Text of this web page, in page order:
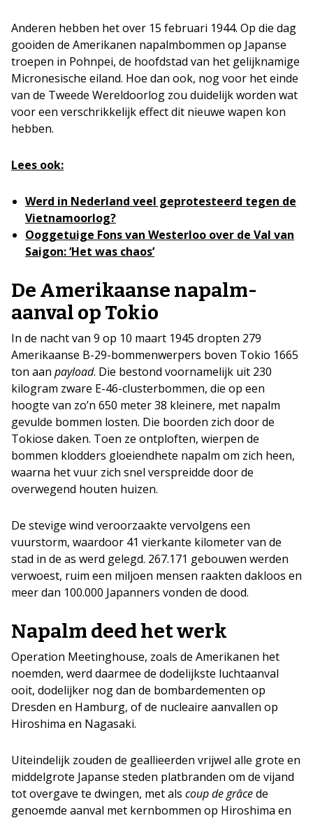
Anderen hebben het over 15 februari 1944. Op die dag
gooiden de Amerikanen napalmbommen op Japanse
troepen in Pohnpei, de hoofdstad van het gelijknamige
Micronesische eiland. Hoe dan ook, nog voor het einde
van de Tweede Wereldoorlog zou duidelijk worden wat
voor een verschrikkelijk effect dit nieuwe wapen kon
hebben.
Lees ook:
Werd in Nederland veel geprotesteerd tegen de
Vietnamoorlog?
Ooggetuige Fons van Westerloo over de Val van
Saigon: ‘Het was chaos’
De Amerikaanse napalm-
aanval op Tokio
In de nacht van 9 op 10 maart 1945 dropten 279
Amerikaanse B-29-bommenwerpers boven Tokio 1665
ton aan payload. Die bestond voornamelijk uit 230
kilogram zware E-46-clusterbommen, die op een
hoogte van zo’n 650 meter 38 kleinere, met napalm
gevulde bommen losten. Die boorden zich door de
Tokiose daken. Toen ze ontploften, wierpen de
bommen klodders gloeiendhete napalm om zich heen,
waarna het vuur zich snel verspreidde door de
overwegend houten huizen.
De stevige wind veroorzaakte vervolgens een
vuurstorm, waardoor 41 vierkante kilometer van de
stad in de as werd gelegd. 267.171 gebouwen werden
verwoest, ruim een miljoen mensen raakten dakloos en
meer dan 100.000 Japanners vonden de dood.
Napalm deed het werk
Operation Meetinghouse, zoals de Amerikanen het
noemden, werd daarmee de dodelijkste luchtaanval
ooit, dodelijker nog dan de bombardementen op
Dresden en Hamburg, of de nucleaire aanvallen op
Hiroshima en Nagasaki.
Uiteindelijk zouden de geallieerden vrijwel alle grote en
middelgrote Japanse steden platbranden om de vijand
tot overgave te dwingen, met als coup de grâcede
genoemde aanval met kernbommen op Hiroshima en